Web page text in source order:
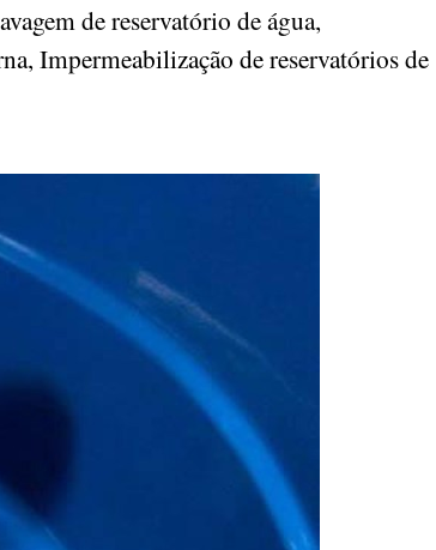
de reservatório de água,
Impermeabilização de reservatórios de